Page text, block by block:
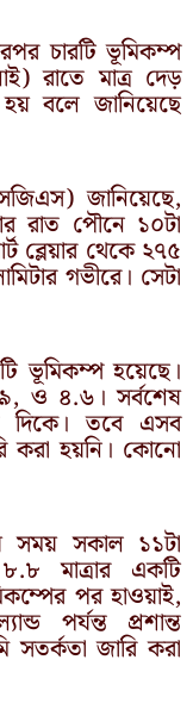
চারটি ভূমিকম্প
রাতে মাত্র দেড়
বলে জানিয়েছে
জানিয়েছে,
রাত পৌনে ১০টা
ব্লেয়ার থেকে ২৭৫
গভীরে। সেটা
ভূমিকম্প হয়েছে।
ও ৪.৬। সর্বশেষ
দিকে। তবে এসব
করা হয়নি। কোনো
সময় সকাল ১১টা
৮.৮ মাত্রার একটি
পর হাওয়াই,
পর্যন্ত প্রশান্ত
সতর্কতা জারি করা